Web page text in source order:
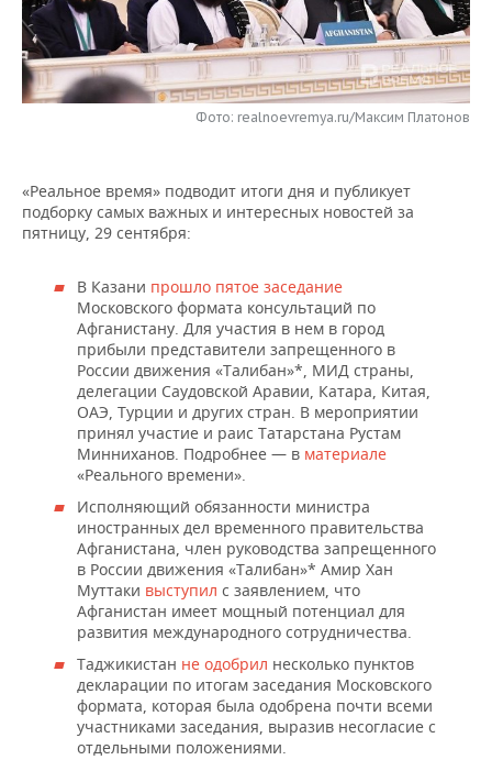
НЕФТЕХИМИЯ
НЕФТЬ
ОПК
РОЗНИЧНАЯ ТОРГОВЛЯ
ТРАНСПОРТ
НОВОСТИ ТЕХНОЛОГИЙ
IT
ТЕЛЕКОММУНИКАЦИИ
МЕРОПРИЯТИЯ
НОВОСТИ МЕРОПРИЯТИЙ
БИЗНЕС-БРАНЧИ
ONLINE-КОНФЕРЕНЦИИ
ОТКРЫТАЯ ЛЕКЦИЯ
СПОРТ
ФУТБОЛ
ХОККЕЙ
БАСКЕТБОЛ
ВОЛЕЙБОЛ
КИБЕРСПОРТ
ФИГУРНОЕ КАТАНИЕ
ВОДНЫЕ ВИДЫ СПОРТА
ХОККЕЙ С МЯЧОМ
НОВОСТИ ОБЩЕСТВА
ВЛАСТЬ
ИНФРАСТРУКТУРА
ИСТОРИЯ
КУЛЬТУРА
МЕДИЦИНА
ОБРАЗОВАНИЕ
ПРОИСШЕСТВИЯ
ФОТОГАЛЕРЕЯ
СЮЖЕТЫ
СПРАВОЧНИК
СПИСОК ПЕРСОН
СПИСОК КОМПАНИЙ
ПОЛНАЯ ВЕРСИЯ
Фото: realnoevremya.ru/Максим Платонов
«Реальное время» подводит итоги дня и публикует
подборку самых важных и интересных новостей за
пятницу, 29 сентября:
В Казани прошло пятое заседание
Московского формата консультаций по
Афганистану. Для участия в нем в город
прибыли представители запрещенного в
России движения «Талибан»*, МИД страны,
делегации Саудовской Аравии, Катара, Китая,
ОАЭ, Турции и других стран. В мероприятии
принял участие и раис Татарстана Рустам
Минниханов. Подробнее — в материале
«Реального времени».
Исполняющий обязанности министра
иностранных дел временного правительства
Афганистана, член руководства запрещенного
в России движения «Талибан»* Амир Хан
Муттаки выступил с заявлением, что
Афганистан имеет мощный потенциал для
развития международного сотрудничества.
Таджикистан не одобрил несколько пунктов
декларации по итогам заседания Московского
формата, которая была одобрена почти всеми
участниками заседания, выразив несогласие с
отдельными положениями.